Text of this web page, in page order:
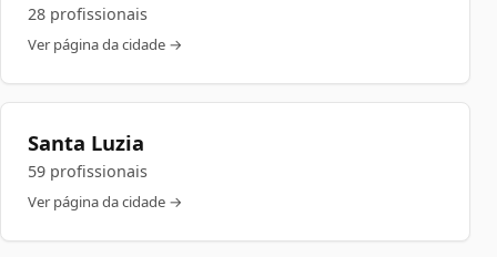
28 profissionais
Ver página da cidade →
Santa Luzia
59 profissionais
Ver página da cidade →